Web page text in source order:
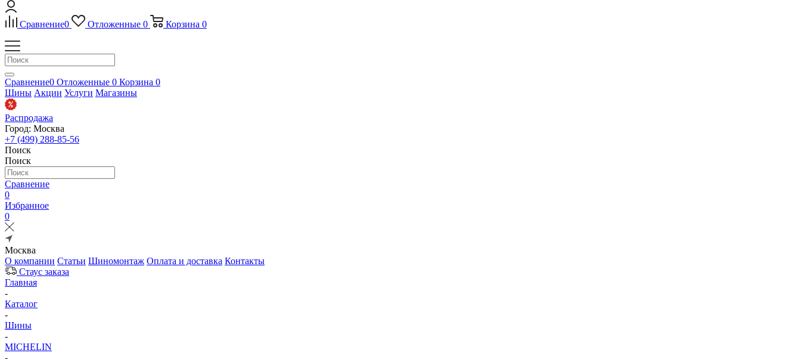
Сравнение0 Отложенные 0 Корзина 0
Сравнение0 Отложенные 0 Корзина 0
Шины Акции Услуги Магазины
Распродажа
Город: Москва
+7 (499) 288-85-56
Поиск
Поиск
Сравнение
0
Избранное
0
Москва
О компании Статьи Шиномонтаж Оплата и доставка Контакты
Стаус заказа
Главная
-
Каталог
-
Шины
-
MICHELIN